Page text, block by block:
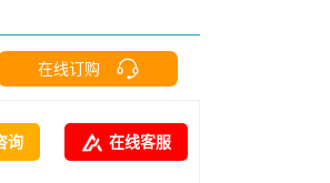
在线订购
询 在线客服